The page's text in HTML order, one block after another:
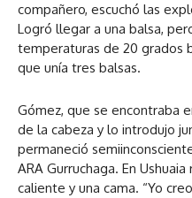
compañero, escuchó las
Logró llegar a una balsa,
temperaturas de 20 grados
que unía tres balsas.
Gómez, que se encontraba
de la cabeza y lo introdujo
permaneció
ARA Gurruchaga. En
caliente y una cama. “Yo